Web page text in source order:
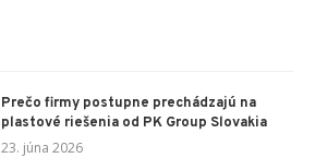
Prečo firmy postupne prechádzajú na
plastové riešenia od PK Group Slovakia
23. júna 2026